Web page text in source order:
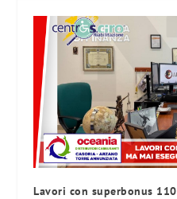
Lavori con superbonus